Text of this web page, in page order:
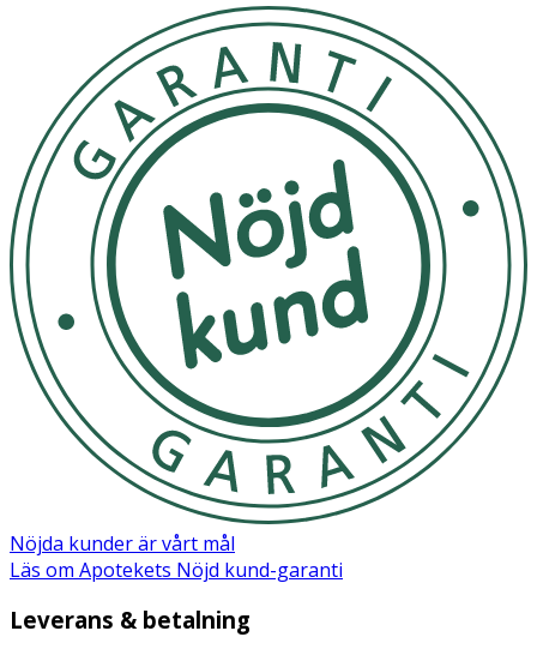
Nöjda kunder är vårt mål
Läs om Apotekets Nöjd kund-garanti
Leverans & betalning